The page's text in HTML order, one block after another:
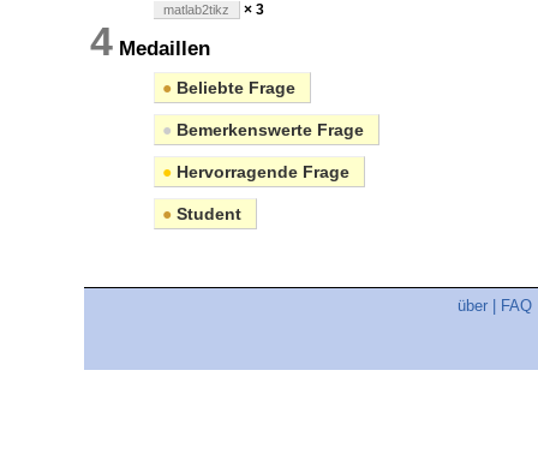
matlab2tikz × 3
4 Medaillen
● Beliebte Frage
● Bemerkenswerte Frage
● Hervorragende Frage
● Student
über FAQ